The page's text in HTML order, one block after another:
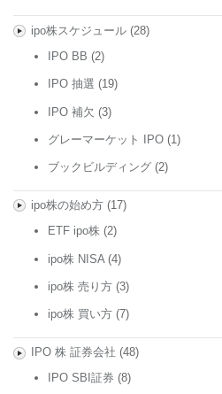
ipo株スケジュール(28)
IPO BB (2)
IPO 抽選 (19)
IPO 補欠 (3)
グレーマーケット IPO (1)
ブックビルディング (2)
ipo株の始め方(17)
ETF ipo株 (2)
ipo株 NISA (4)
ipo株 売り方 (3)
ipo株 買い方 (7)
IPO 株 証券会社 (48)
IPO SBI証券 (8)